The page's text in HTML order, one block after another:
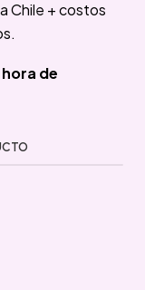
Chile + costos
de